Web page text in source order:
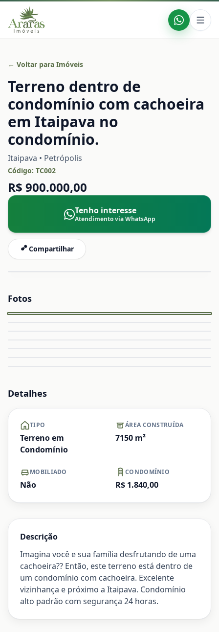
← Voltar para Imóveis
Terreno dentro de
condomínio com cachoeira
em Itaipava no
condomínio.
Itaipava • Petrópolis
Código: TC002
R$ 900.000,00
Tenho interesse
Atendimento via WhatsApp
Compartilhar
Fotos
Capa
Detalhes
TIPO
Terreno em
Condomínio
ÁREA CONSTRUÍDA
7150 m²
MOBILIADO
Não
CONDOMÍNIO
R$ 1.840,00
Descrição
Imagina você e sua família desfrutando de uma
cachoeira?? Então, este terreno está dentro de
um condomínio com cachoeira. Excelente
vizinhança e próximo a Itaipava. Condomínio
alto padrão com segurança 24 horas.